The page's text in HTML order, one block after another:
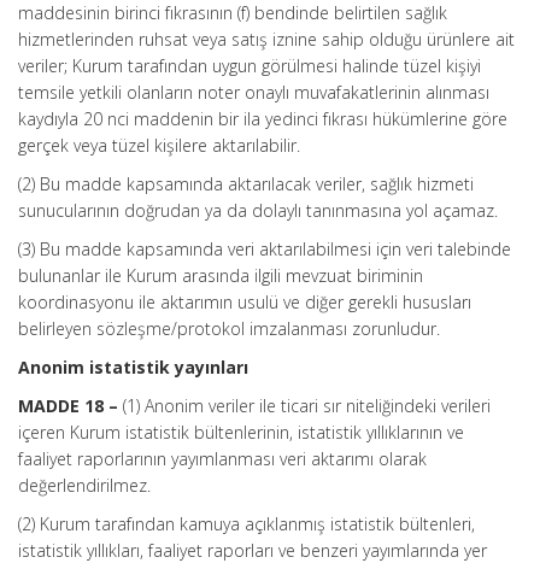
maddesinin birinci fıkrasının (f) bendinde belirtilen sağlık
hizmetlerinden ruhsat veya satış iznine sahip olduğu ürünlere ait
veriler; Kurum tarafından uygun görülmesi halinde tüzel kişiyi
temsile yetkili olanların noter onaylı muvafakatlerinin alınması
kaydıyla 20 nci maddenin bir ila yedinci fıkrası hükümlerine göre
gerçek veya tüzel kişilere aktarılabilir.
(2) Bu madde kapsamında aktarılacak veriler, sağlık hizmeti
sunucularının doğrudan ya da dolaylı tanınmasına yol açamaz.
(3) Bu madde kapsamında veri aktarılabilmesi için veri talebinde
bulunanlar ile Kurum arasında ilgili mevzuat biriminin
koordinasyonu ile aktarımın usulü ve diğer gerekli hususları
belirleyen sözleşme/protokol imzalanması zorunludur.
Anonim istatistik yayınları
MADDE 18 – (1) Anonim veriler ile ticari sır niteliğindeki verileri
içeren Kurum istatistik bültenlerinin, istatistik yıllıklarının ve
faaliyet raporlarının yayımlanması veri aktarımı olarak
değerlendirilmez.
(2) Kurum tarafından kamuya açıklanmış istatistik bültenleri,
istatistik yıllıkları, faaliyet raporları ve benzeri yayımlarında yer